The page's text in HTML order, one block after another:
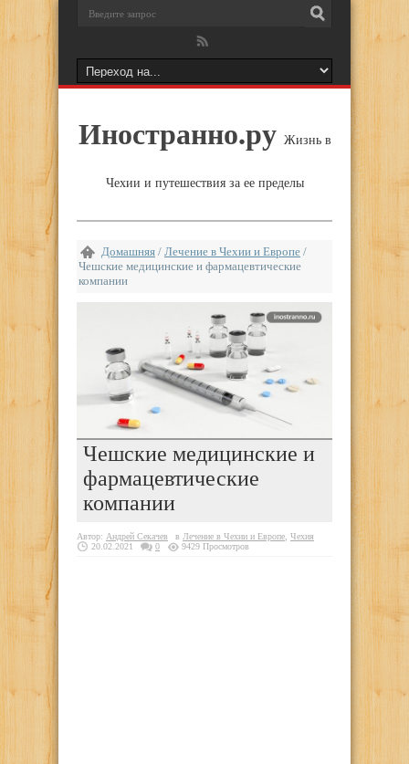
Иностранно.ру Жизнь в
Чехии и путешествия за ее пределы
Домашняя / Лечение в Чехии и Европе /
Чешские медицинские и фармацевтические
компании
Чешские медицинские и
фармацевтические
компании
Автор: Андрей Секачев в Лечение в Чехии и Европе Чехия
20.02.2021
0 9429 Просмотров